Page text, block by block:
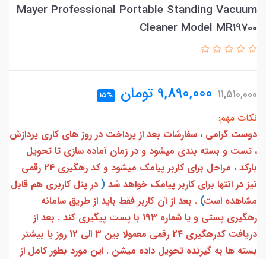
Mayer Professional Portable Standing Vacuum
Cleaner Model MR19700
11,510,000
9,890,000 تومان 15%
نکات مهم:
دوست گرامی ، سفارشات بعد از پرداخت در روز های کاری پردازش
، تست و بسته بندی میشود و در زمان آماده سازی تا تحویل
بارکد ، مراحل برای کاربر پیامک میشود و کد رهگیری 24 رقمی
نیز در انتها برای کاربر پیامک خواهد شد ( در پنل کاربری هم قابل
مشاهده است) . بعد از آن کاربر فقط باید از طریق سامانه
رهگیری پستی و یا شماره 193 با پست پیگیری کند . بعد از
دریافت کدرهگیری 24 رقمی معمولا بین 3 الی 12 روز یا بیشتر
بسته ها به گیرنده تحویل داده میشن . این مورد بطور کامل از